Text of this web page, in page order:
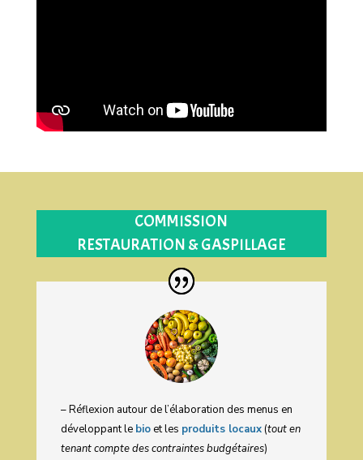
COMMISSION
RESTAURATION & GASPILLAGE
– Réflexion autour de l’élaboration des menus en
développant le bioet les produits locaux(tout en
tenant compte des contraintes budgétaires)